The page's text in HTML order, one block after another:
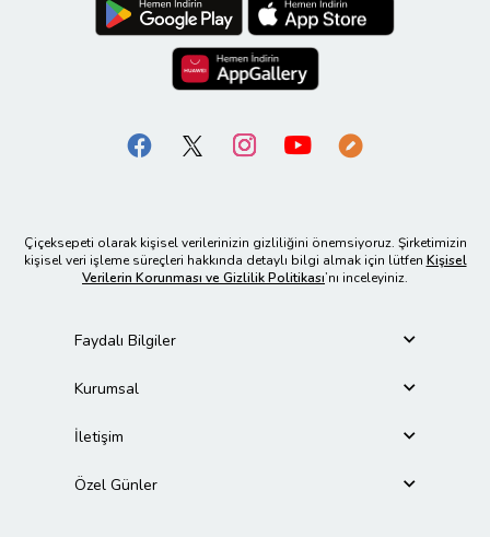
Çiçeksepeti olarak kişisel verilerinizin gizliliğini önemsiyoruz. Şirketimizin
kişisel veri işleme süreçleri hakkında detaylı bilgi almak için lütfen Kişisel
Verilerin Korunması ve Gizlilik Politikası’nı inceleyiniz.
Faydalı Bilgiler
Kurumsal
İletişim
Özel Günler